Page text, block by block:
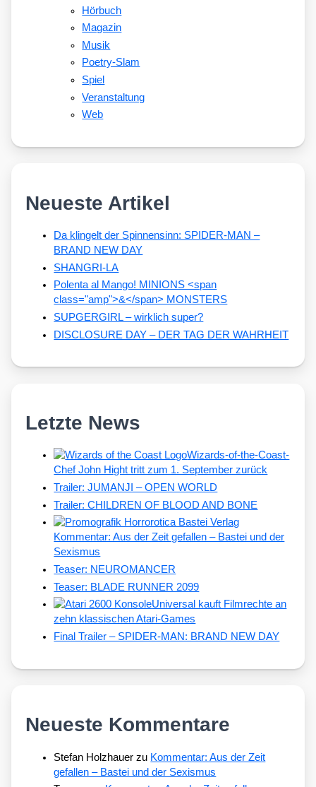
Hörbuch
Magazin
Musik
Poetry-Slam
Spiel
Veranstaltung
Web
Neueste Artikel
Da klingelt der Spinnensinn: SPIDER-MAN –
BRAND NEW DAY
SHANGRI-LA
Polenta al Mango! MINIONS <span
class="amp">&</span> MONSTERS
SUPGERGIRL – wirklich super?
DISCLOSURE DAY – DER TAG DER WAHRHEIT
Letzte News
Wizards-of-the-Coast-
Chef John Hight tritt zum 1. September zurück
Trailer: JUMANJI – OPEN WORLD
Trailer: CHILDREN OF BLOOD AND BONE
Kommentar: Aus der Zeit gefallen – Bastei und der
Sexismus
Teaser: NEUROMANCER
Teaser: BLADE RUNNER 2099
Universal kauft Filmrechte an
zehn klassischen Atari-Games
Final Trailer – SPIDER-MAN: BRAND NEW DAY
Neueste Kommentare
Stefan Holzhauer zu Kommentar: Aus der Zeit
gefallen – Bastei und der Sexismus